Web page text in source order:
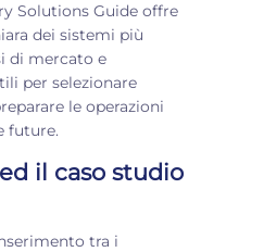
Solutions Guide offre
dei sistemi più
di mercato e
per selezionare
le operazioni
future.
il caso studio
tra i